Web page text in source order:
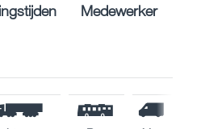
Medewerker